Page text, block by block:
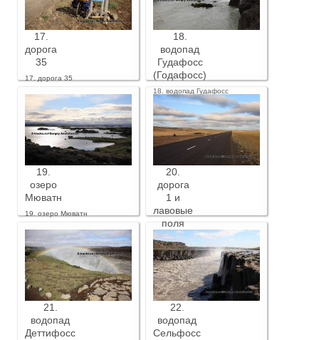
17.
дорога
35
17. дорога 35
18.
водопад
Гудафосс
(Годафосс)
18. водопад Гудафосс
(Годафосс)
19.
озеро
Мюватн
19. озеро Мюватн
20.
дорога
1 и
лавовые
поля
20. дорога 1 и лавовые поля
21.
водопад
Деттифосс
22.
водопад
Сельфосс